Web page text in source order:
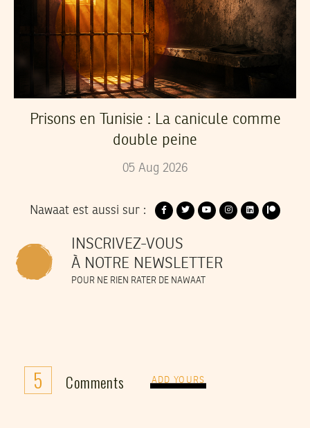
Prisons en Tunisie : La canicule comme
double peine
05 Aug 2026
Nawaat est aussi sur :
INSCRIVEZ-VOUS
À NOTRE NEWSLETTER
POUR NE RIEN RATER DE NAWAAT
5 Comments ADD YOURS